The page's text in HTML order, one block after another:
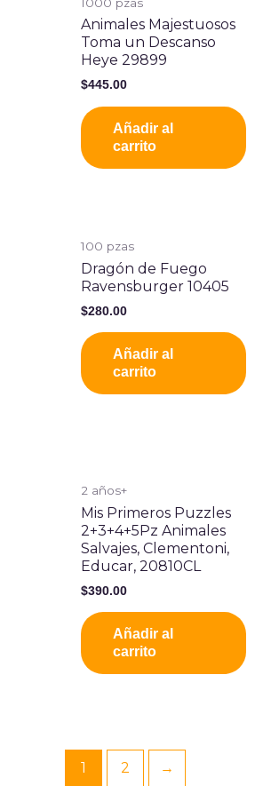
Animales Majestuosos
Toma un Descanso
Heye 29899
$445.00
Añadir al
carrito
100 pzas
Dragón de Fuego
Ravensburger 10405
$280.00
Añadir al
carrito
2 años+
Mis Primeros Puzzles
2+3+4+5Pz Animales
Salvajes, Clementoni,
Educar, 20810CL
$390.00
Añadir al
carrito
1 2 →